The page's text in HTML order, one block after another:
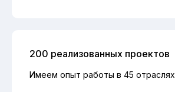
200 реализованных проектов
Имеем опыт работы в 45 отраслях